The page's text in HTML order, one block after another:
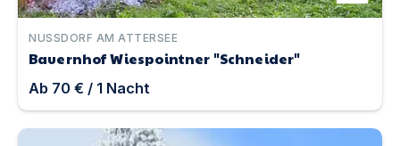
NUSSDORF AM ATTERSEE
Bauernhof Wiespointner "Schneider"
Ab 70 € / 1 Nacht
Gästehaus Karin auf der Koralpe | Unterkunft in St.